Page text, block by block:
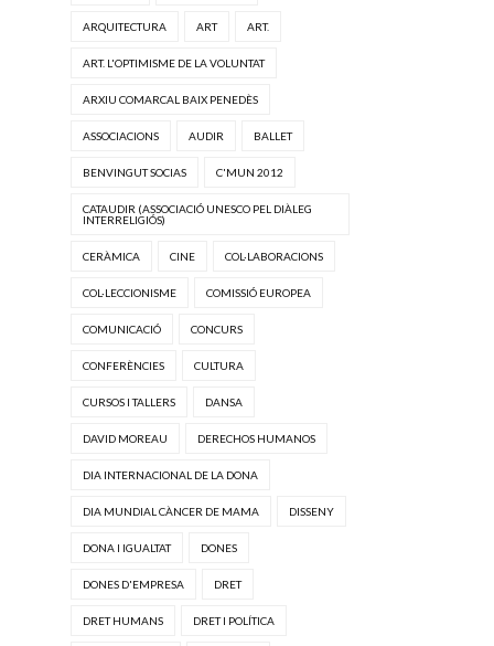
ARQUITECTURA ART ART.
ART. L'OPTIMISME DE LA VOLUNTAT
ARXIU COMARCAL BAIX PENEDÈS
ASSOCIACIONS AUDIR BALLET
BENVINGUT SOCIAS C'MUN 2012
CATAUDIR (ASSOCIACIÓ UNESCO PEL DIÀLEG
INTERRELIGIÓS)
CERÀMICA CINE COL·LABORACIONS
COL·LECCIONISME COMISSIÓ EUROPEA
COMUNICACIÓ CONCURS
CONFERÈNCIES CULTURA
CURSOS I TALLERS DANSA
DAVID MOREAU DERECHOS HUMANOS
DIA INTERNACIONAL DE LA DONA
DIA MUNDIAL CÀNCER DE MAMA DISSENY
DONA I IGUALTAT DONES
DONES D'EMPRESA DRET
DRET HUMANS DRET I POLÍTICA